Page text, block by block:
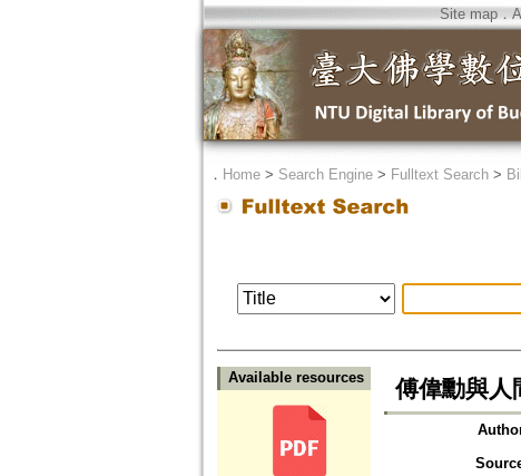
Site map．
． Home> Search Engine> Fulltext Search>
Available resources 傅偉勳與